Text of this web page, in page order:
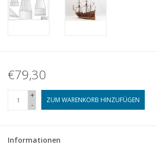
€79,30
+
-
ZUM WARENKORB HINZUFÜGEN
Informationen